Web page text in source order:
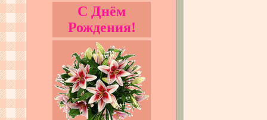
С Днём
Рождения!